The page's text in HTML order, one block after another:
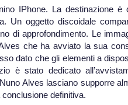
IPhone. La destinazione è
Un oggetto discoidale
di approfondimento. Le
che ha avviato la sua
dato che gli elementi a
è stato dedicato
Alves lasciano supporre
definitiva.